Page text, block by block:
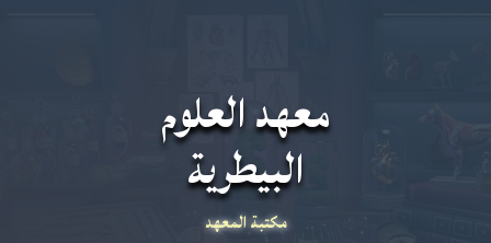
معهد العلوم
البيطرية
مكتبة المعهد